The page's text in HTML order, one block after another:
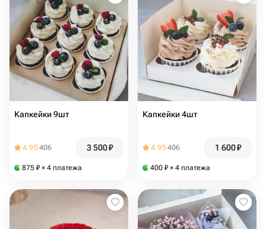
Капкейки 9шт
4.95406 3 500₽
875 ₽ × 4 платежа
Капкейки 4шт
4.95406 1 600₽
400 ₽ × 4 платежа